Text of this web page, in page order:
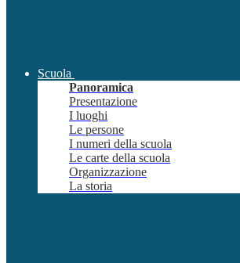
Scuola
Panoramica
Presentazione
I luoghi
Le persone
I numeri della scuola
Le carte della scuola
Organizzazione
La storia